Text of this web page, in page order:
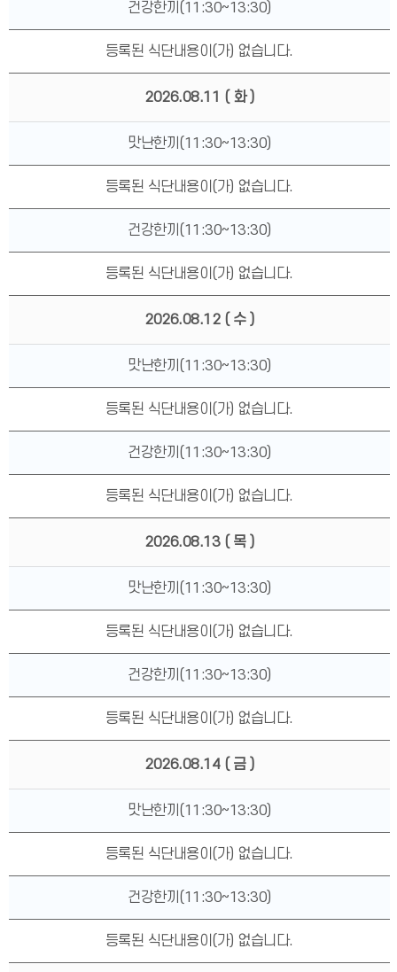
건강한끼(11:30~13:30)
등록된 식단내용이(가) 없습니다.
2026.08.11 ( 화 )
맛난한끼(11:30~13:30)
등록된 식단내용이(가) 없습니다.
건강한끼(11:30~13:30)
등록된 식단내용이(가) 없습니다.
2026.08.12 ( 수 )
맛난한끼(11:30~13:30)
등록된 식단내용이(가) 없습니다.
건강한끼(11:30~13:30)
등록된 식단내용이(가) 없습니다.
2026.08.13 ( 목 )
맛난한끼(11:30~13:30)
등록된 식단내용이(가) 없습니다.
건강한끼(11:30~13:30)
등록된 식단내용이(가) 없습니다.
2026.08.14 ( 금 )
맛난한끼(11:30~13:30)
등록된 식단내용이(가) 없습니다.
건강한끼(11:30~13:30)
등록된 식단내용이(가) 없습니다.